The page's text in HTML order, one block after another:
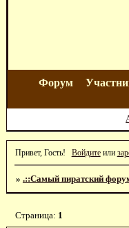
Форум
Привет, Гость! Войдитеили
» .::Самый пиратский
Страница: 1